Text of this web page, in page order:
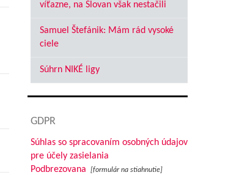
víťazne, na Slovan však nestačili
Samuel Štefánik: Mám rád vysoké
ciele
Súhrn NIKÉ ligy
GDPR
Súhlas so spracovaním osobných údajov
pre účely zasielania
Podbrezovana
[formulár na stiahnutie]